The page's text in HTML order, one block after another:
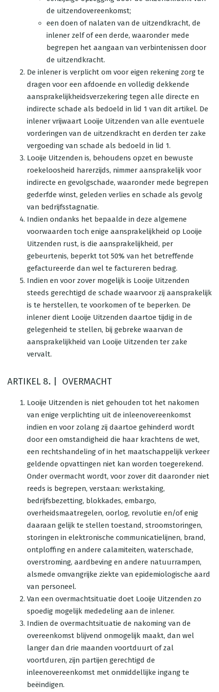
de uitzendovereenkomst;
een doen of nalaten van de uitzendkracht, de
inlener zelf of een derde, waaronder mede
begrepen het aangaan van verbintenissen door
de uitzendkracht.
De inlener is verplicht om voor eigen rekening zorg te
dragen voor een afdoende en volledig dekkende
aansprakelijkheidsverzekering tegen alle directe en
indirecte schade als bedoeld in lid 1 van dit artikel. De
inlener vrijwaart Looije Uitzenden van alle eventuele
vorderingen van de uitzendkracht en derden ter zake
vergoeding van schade als bedoeld in lid 1.
Looije Uitzenden is, behoudens opzet en bewuste
roekeloosheid harerzijds, nimmer aansprakelijk voor
indirecte en gevolgschade, waaronder mede begrepen
gederfde winst, geleden verlies en schade als gevolg
van bedrijfsstagnatie.
Indien ondanks het bepaalde in deze algemene
voorwaarden toch enige aansprakelijkheid op Looije
Uitzenden rust, is die aansprakelijkheid, per
gebeurtenis, beperkt tot 50% van het betreffende
gefactureerde dan wel te factureren bedrag.
Indien en voor zover mogelijk is Looije Uitzenden
steeds gerechtigd de schade waarvoor zij aansprakelijk
is te herstellen, te voorkomen of te beperken. De
inlener dient Looije Uitzenden daartoe tijdig in de
gelegenheid te stellen, bij gebreke waarvan de
aansprakelijkheid van Looije Uitzenden ter zake
vervalt.
ARTIKEL 8. | OVERMACHT
Looije Uitzenden is niet gehouden tot het nakomen
van enige verplichting uit de inleenovereenkomst
indien en voor zolang zij daartoe gehinderd wordt
door een omstandigheid die haar krachtens de wet,
een rechtshandeling of in het maatschappelijk verkeer
geldende opvattingen niet kan worden toegerekend.
Onder overmacht wordt, voor zover dit daaronder niet
reeds is begrepen, verstaan: werkstaking,
bedrijfsbezetting, blokkades, embargo,
overheidsmaatregelen, oorlog, revolutie en/of enig
daaraan gelijk te stellen toestand, stroomstoringen,
storingen in elektronische communicatielijnen, brand,
ontploffing en andere calamiteiten, waterschade,
overstroming, aardbeving en andere natuurrampen,
alsmede omvangrijke ziekte van epidemiologische aard
van personeel.
Van een overmachtsituatie doet Looije Uitzenden zo
spoedig mogelijk mededeling aan de inlener.
Indien de overmachtsituatie de nakoming van de
overeenkomst blijvend onmogelijk maakt, dan wel
langer dan drie maanden voortduurt of zal
voortduren, zijn partijen gerechtigd de
inleenovereenkomst met onmiddellijke ingang te
beëindigen.